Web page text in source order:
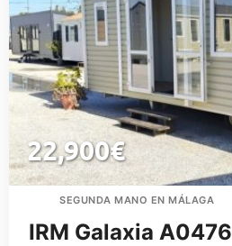
22,900€
SEGUNDA MANO EN MÁLAGA
IRM Galaxia A0476